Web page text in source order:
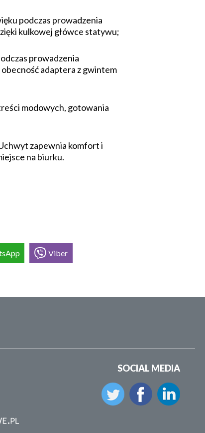
podczas prowadzenia
kulkowej główce statywu;
prowadzenia
adaptera z gwintem
modowych, gotowania
zapewnia komfort i
na biurku.
Viber
SOCIAL MEDIA